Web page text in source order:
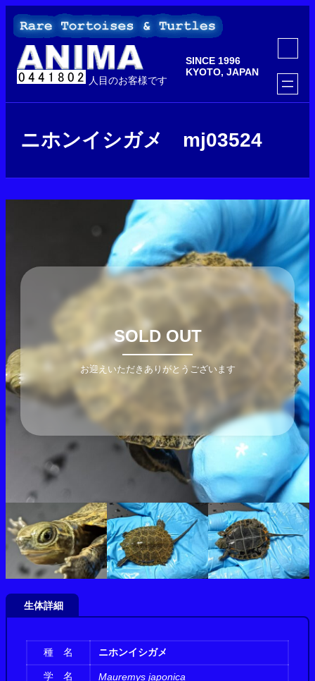
を
人目のお客様です
SINCE 1996
KYOTO, JAPAN
ア
コ
ン
リ
ン
ク
ニホンイシガメ mj03524
SOLD OUT
お迎えいただきありがとうございます
生体詳細
種 名 ニホンイシガメ
学 名 Mauremys japonica